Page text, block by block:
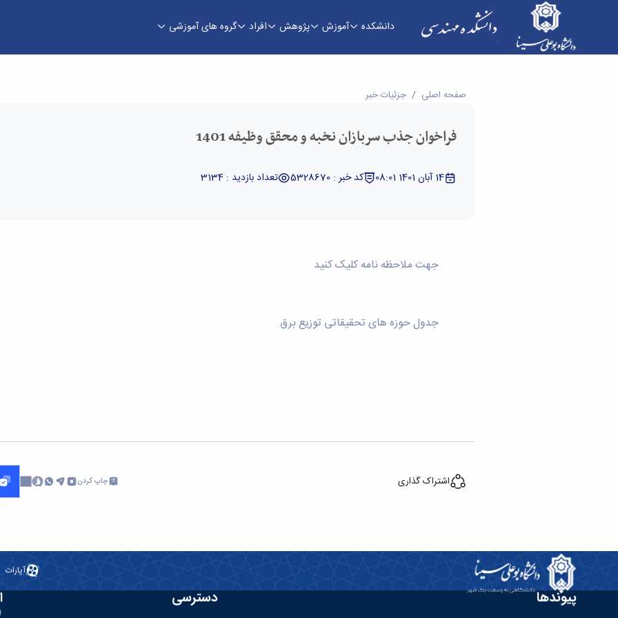
دانشکده آموزش پژوهش افراد گروه های آموزشی
فراخوان جذب سربازان نخبه و محقق وظیفه 1401 - دانشکده فنی و مهندسی
صفحه اصلی جزئیات خبر
فراخوان جذب سربازان نخبه و محقق وظیفه 1401
14 آبان 1401 08:01 کد خبر : 5328670 تعداد بازدید : 3134
جهت ملاحظه نامه کلیک کنید
جدول حوزه های تحقیقاتی توزیع برق
اشتراک گذاری چاپ کردن
آپارات
پیوندها دسترسی